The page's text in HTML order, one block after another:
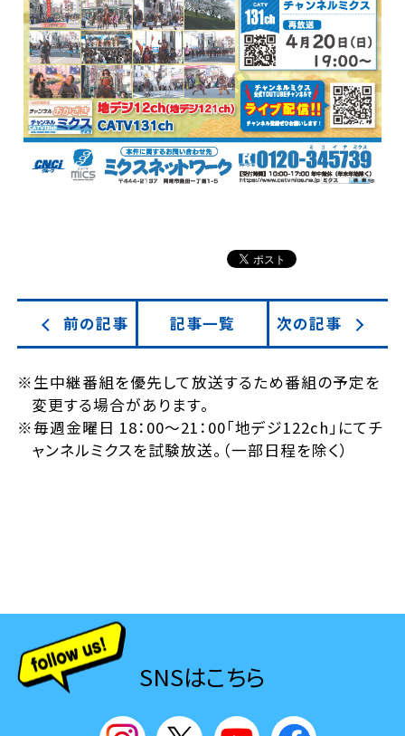
前の記事 記事一覧 次の記事
※生中継番組を優先して放送するため番組の予定を
変更する場合があります。
※毎週金曜日 18：00～21：00「地デジ122ch」にてチ
ャンネルミクスを試験放送。（一部日程を除く）
SNSはこちら